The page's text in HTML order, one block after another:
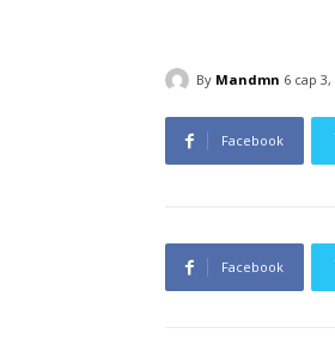
By Mandmn 6 сар 3,
Facebook
Facebook